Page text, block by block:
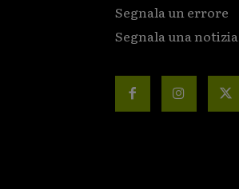
Segnala un errore
Segnala una notizia